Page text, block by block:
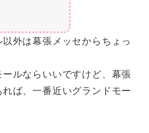
外は幕張メッセからちょっ
ルならいいですけど、幕張
ば、一番近いグランドモー